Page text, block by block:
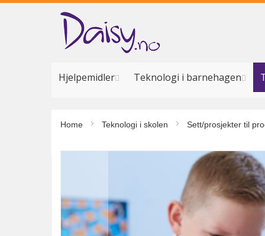
Hopp
Hjelpemidler Teknologi i barnehagen
Home Teknologi i skolen Sett/prosjekter til
av
bildegalleri